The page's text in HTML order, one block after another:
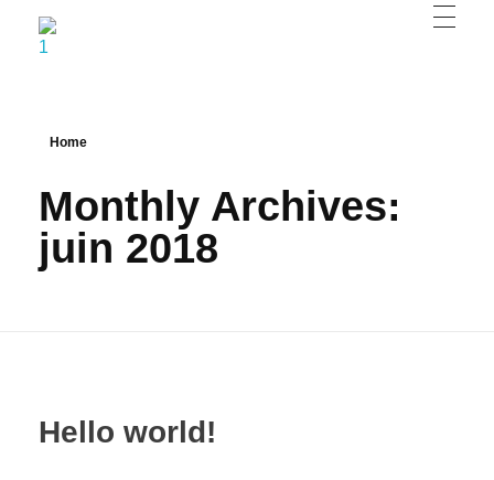
Home
Monthly Archives:
juin 2018
Hello world!